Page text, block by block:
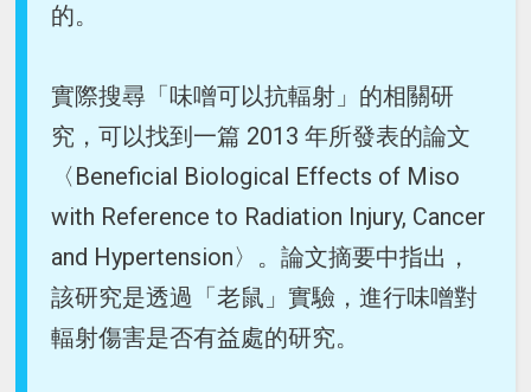
的。
實際搜尋「味噌可以抗輻射」的相關研
究，可以找到一篇 2013 年所發表的論文
〈Beneficial Biological Effects of Miso
with Reference to Radiation Injury, Cancer
and Hypertension〉。論文摘要中指出，
該研究是透過「老鼠」實驗，進行味噌對
輻射傷害是否有益處的研究。